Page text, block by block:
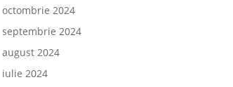
octombrie 2024
septembrie 2024
august 2024
iulie 2024